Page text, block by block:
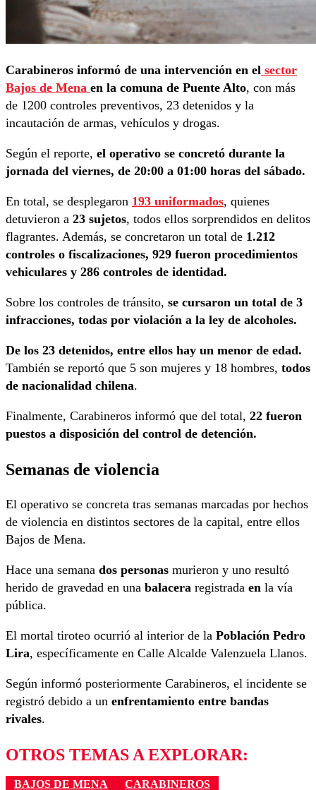
Carabineros informó de una intervención en el sector
Bajos de Mena en la comuna de Puente Alto, con más
de 1200 controles preventivos, 23 detenidos y la
incautación de armas, vehículos y drogas.
Según el reporte, el operativo se concretó durante la
jornada del viernes, de 20:00 a 01:00 horas del sábado.
En total, se desplegaron 193 uniformados, quienes
detuvieron a 23 sujetos, todos ellos sorprendidos en delitos
flagrantes. Además, se concretaron un total de 1.212
controles o fiscalizaciones, 929 fueron procedimientos
vehiculares y 286 controles de identidad.
Sobre los controles de tránsito, se cursaron un total de 3
infracciones, todas por violación a la ley de alcoholes.
De los 23 detenidos, entre ellos hay un menor de edad.
También se reportó que 5 son mujeres y 18 hombres, todos
de nacionalidad chilena.
Finalmente, Carabineros informó que del total, 22 fueron
puestos a disposición del control de detención.
Semanas de violencia
El operativo se concreta tras semanas marcadas por hechos
de violencia en distintos sectores de la capital, entre ellos
Bajos de Mena.
Hace una semana dos personas murieron y uno resultó
herido de gravedad en una balacera registrada en la vía
pública.
El mortal tiroteo ocurrió al interior de la Población Pedro
Lira, específicamente en Calle Alcalde Valenzuela Llanos.
Según informó posteriormente Carabineros, el incidente se
registró debido a un enfrentamiento entre bandas
rivales.
OTROS TEMAS A EXPLORAR:
BAJOS DE MENA CARABINEROS